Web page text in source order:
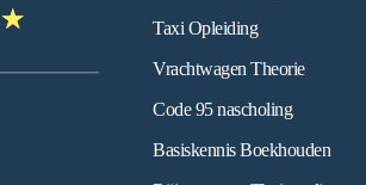
★
Taxi Opleiding
Vrachtwagen Theorie
Code 95 nascholing
Basiskennis Boekhouden